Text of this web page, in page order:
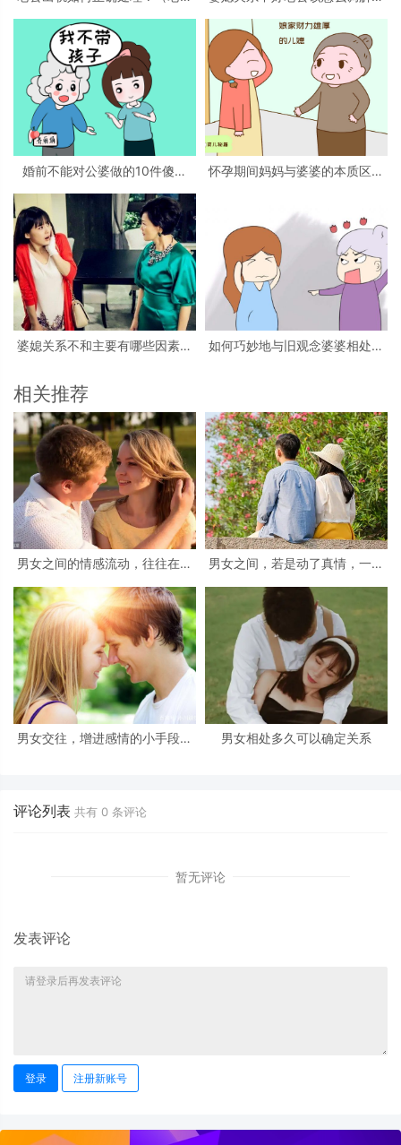
婚前不能对公婆做的10件傻事
怀孕期间妈妈与婆婆的本质区别
婆媳关系不和主要有哪些因素？
如何巧妙地与旧观念婆婆相处？
相关推荐
男女之间的情感流动，往往在这
男女之间，若是动了真情，一般
男女交往，增进感情的小手段：
男女相处多久可以确定关系
评论列表 共有 0 条评论
暂无评论
发表评论
登录 注册新账号